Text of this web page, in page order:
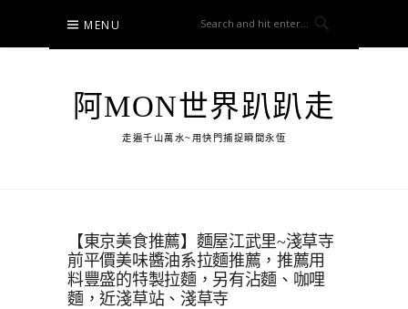
content
MENU
阿MON世界趴趴走
走遍千山萬水~用快門捕捉瞬間永恆
【東京美食推薦】麵屋江武里~淺草寺
前平價美味醬油系拉麵推薦，推薦用
料豐盛的特製拉麵，另有沾麵、咖哩
麵，近淺草站、淺草寺